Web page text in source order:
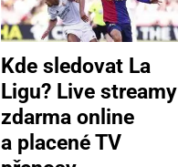
Kde sledovat La
Ligu? Live streamy
zdarma online
a placené TV